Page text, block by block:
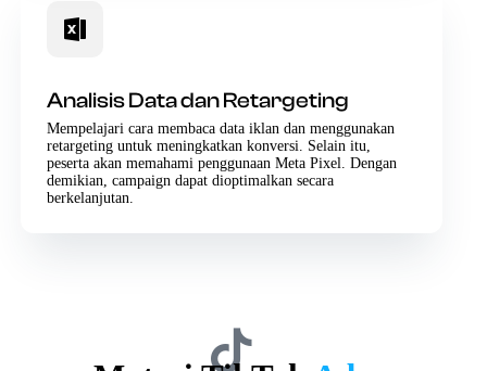
Analisis Data dan Retargeting
Mempelajari cara membaca data iklan dan menggunakan
retargeting untuk meningkatkan konversi. Selain itu,
peserta akan memahami penggunaan Meta Pixel. Dengan
demikian, campaign dapat dioptimalkan secara
berkelanjutan.